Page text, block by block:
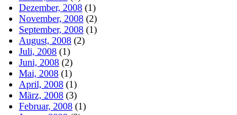
Dezember, 2008 (1)
November, 2008 (2)
September, 2008 (1)
August, 2008 (2)
Juli, 2008 (1)
Juni, 2008 (2)
Mai, 2008 (1)
April, 2008 (1)
März, 2008 (3)
Februar, 2008 (1)